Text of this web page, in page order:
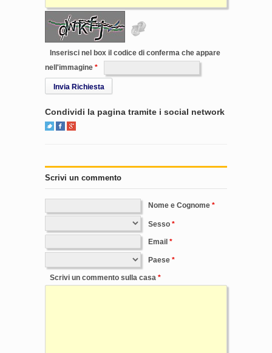
Inserisci nel box il codice di conferma che appare
nell'immagine
Invia Richiesta
Condividi la pagina tramite i social network
Scrivi un commento
Nome e Cognome
Sesso
Email
Paese
Scrivi un commento sulla casa